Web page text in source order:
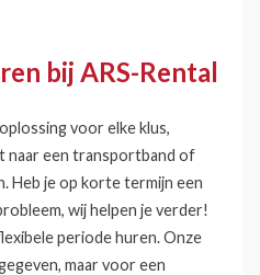
bij ARS-Rental
voor elke klus,
naar een transportband of
Heb je op korte termijn een
wij helpen je verder!
periode huren. Onze
maar voor een